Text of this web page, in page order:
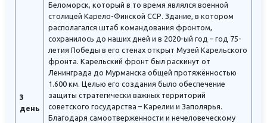
3
день
Беломорск, который в то время являлся военной
столицей Карело-Финской ССР. Здание, в котором
располагался штаб командования фронтом,
сохранилось до наших дней и в 2020-ый год – год 75-
летия Победы в его стенах открыт Музей Карельского
фронта. Карельский фронт был раскинут от
Ленинграда до Мурманска общей протяжённостью
1.600 км. Целью его создания было обеспечение
защиты стратегически важных территорий
советского государства – Карелии и Заполярья.
Благодаря самоотверженности и нечеловеческому